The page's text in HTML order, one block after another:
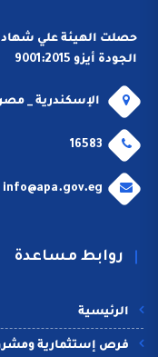
حصلت الهيئة علي شهادة
الجودة أيزو 9001:2015
الإسكندرية _
16583
info@apa.gov.eg
روابط مساعدة
الرئيسية
فرص إستثمارية